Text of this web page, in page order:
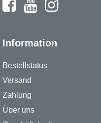
Information
Bestellstatus
Versand
Zahlung
Über uns